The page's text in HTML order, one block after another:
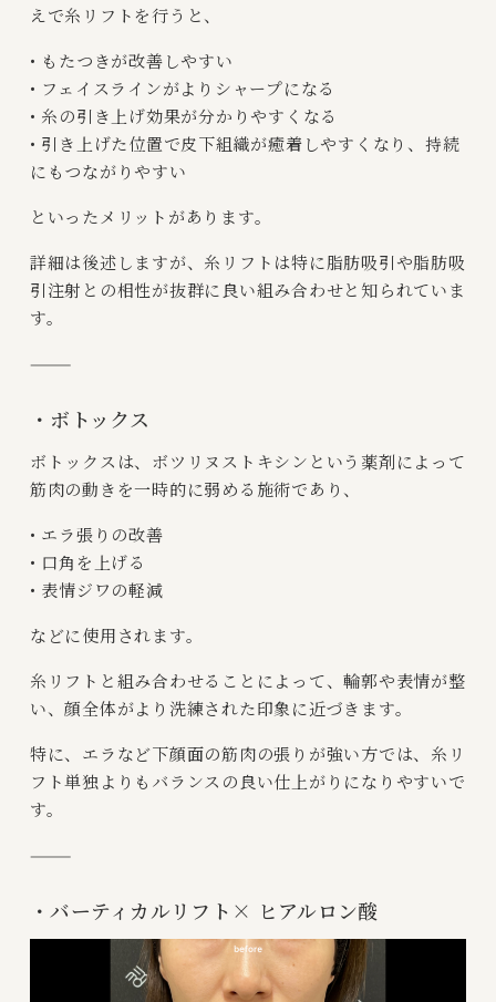
えで糸リフトを行うと、
• もたつきが改善しやすい
• フェイスラインがよりシャープになる
• 糸の引き上げ効果が分かりやすくなる
• 引き上げた位置で皮下組織が癒着しやすくなり、持続
にもつながりやすい
といったメリットがあります。
詳細は後述しますが、糸リフトは特に脂肪吸引や脂肪吸
引注射との相性が抜群に良い組み合わせと知られていま
す。
⸻
・ボトックス
ボトックスは、ボツリヌストキシンという薬剤によって
筋肉の動きを一時的に弱める施術であり、
• エラ張りの改善
• 口角を上げる
• 表情ジワの軽減
などに使用されます。
糸リフトと組み合わせることによって、輪郭や表情が整
い、顔全体がより洗練された印象に近づきます。
特に、エラなど下顔面の筋肉の張りが強い方では、糸リ
フト単独よりもバランスの良い仕上がりになりやすいで
す。
⸻
・バーティカルリフト× ヒアルロン酸